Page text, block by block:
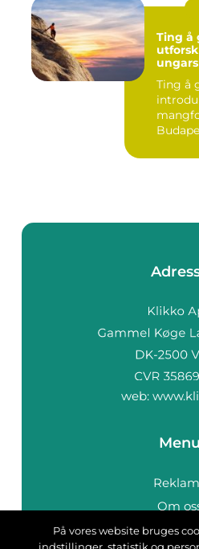
Ting å
Ting å
web:
Menu
Om
På vores website bruges